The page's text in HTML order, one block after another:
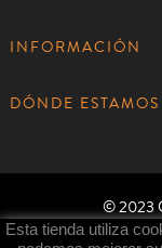
INFORMACIÓN
DÓNDE ESTAMOS
Esta tienda utiliza
© 2023